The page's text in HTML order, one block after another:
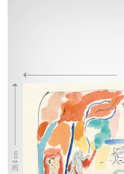
28,4 cm